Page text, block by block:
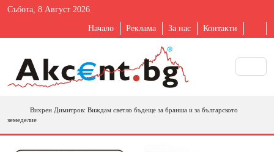
Събота, 8 Август 2026
Начало Реклама За нас Контакти
Вихрен Димитров: Виждам светло бъдеще за бранша и за българското
земеделие